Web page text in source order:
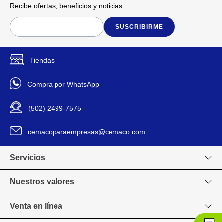
Instalación sencilla con
mecanismos discretos para
mayor estética.
Ideal para automatización de
Dimensiones
Marca
Modelo 2024612005
Código SKU
Recibe ofertas, beneficios y noticias
SUSCRIBIRME
Tiendas
Compra por WhatsApp
(502) 2499-7575
cemacoparaempresas@cemaco.com
Servicios
Nuestros valores
Venta en línea